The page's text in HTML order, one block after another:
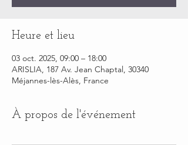
Heure et lieu
03 oct. 2025, 09:00 – 18:00
ARISLIA, 187 Av. Jean Chaptal, 30340
Méjannes-lès-Alès, France
À propos de l'événement